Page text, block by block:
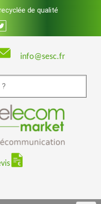
de qualité
info@sesc.fr